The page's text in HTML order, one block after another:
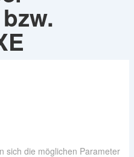
sich die möglichen Parameter